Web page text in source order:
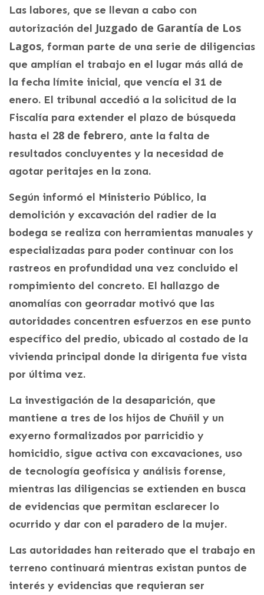
Las labores, que se llevan a cabo con
autorización del Juzgado de Garantía de Los
Lagos, forman parte de una serie de diligencias
que amplían el trabajo en el lugar más allá de
la fecha límite inicial, que vencía el 31 de
enero. El tribunal accedió a la solicitud de la
Fiscalía para extender el plazo de búsqueda
hasta el 28 de febrero, ante la falta de
resultados concluyentes y la necesidad de
agotar peritajes en la zona.
Según informó el Ministerio Público, la
demolición y excavación del radier de la
bodega se realiza con herramientas manuales y
especializadas para poder continuar con los
rastreos en profundidad una vez concluido el
rompimiento del concreto. El hallazgo de
anomalías con georradar motivó que las
autoridades concentren esfuerzos en ese punto
específico del predio, ubicado al costado de la
vivienda principal donde la dirigenta fue vista
por última vez.
La investigación de la desaparición, que
mantiene a tres de los hijos de Chuñil y un
exyerno formalizados por parricidio y
homicidio, sigue activa con excavaciones, uso
de tecnología geofísica y análisis forense,
mientras las diligencias se extienden en busca
de evidencias que permitan esclarecer lo
ocurrido y dar con el paradero de la mujer.
Las autoridades han reiterado que el trabajo en
terreno continuará mientras existan puntos de
interés y evidencias que requieran ser